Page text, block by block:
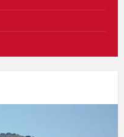
de la vaca